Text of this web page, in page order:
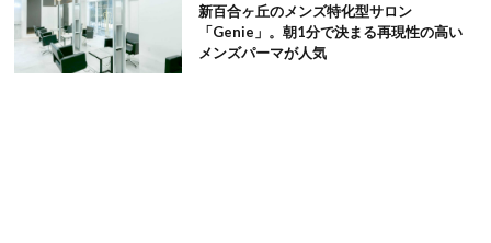
新百合ヶ丘のメンズ特化型サロン
「Genie」。朝1分で決まる再現性の高い
メンズパーマが人気